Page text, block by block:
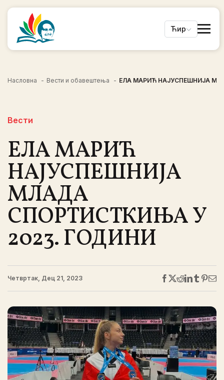
Ћир
Насловна Вести и обавештења ЕЛА МАРИЋ НАЈУСПЕШНИЈА
Вести
ЕЛА МАРИЋ
НАЈУСПЕШНИЈА
МЛАДА
СПОРТИСТКИЊА У
2023. ГОДИНИ
Четвртак, Дец 21, 2023